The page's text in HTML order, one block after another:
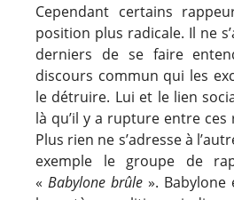
Cependant certains
position plus radicale. Il ne
derniers de se faire
discours commun qui les
le détruire. Lui et le lien
là qu’il y a rupture entre ces
Plus rien ne s’adresse à
exemple le groupe de
« Babylone brûle ».